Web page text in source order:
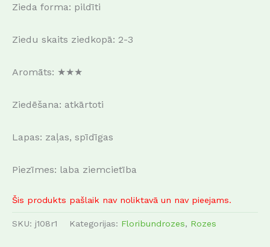
Zieda forma: pildīti
Ziedu skaits ziedkopā: 2-3
Aromāts: ★★★
Ziedēšana: atkārtoti
Lapas: zaļas, spīdīgas
Piezīmes: laba ziemcietība
Šis produkts pašlaik nav noliktavā un nav pieejams.
SKU: j108r1 Kategorijas: Floribundrozes, Rozes